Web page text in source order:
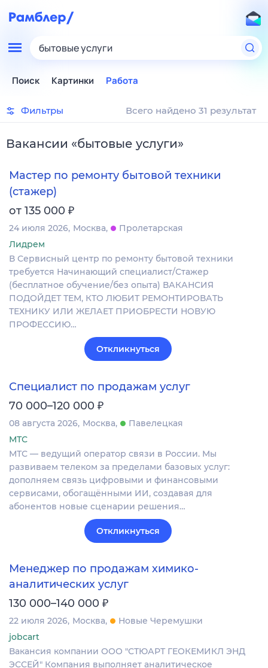
бытовые услуги
Поиск Картинки Работа
Фильтры Всего найдено 31 результат
Вакансии «бытовые услуги»
Мастер по ремонту бытовой техники
(стажер)
от 135 000 ₽
24 июля 2026 Москва
Пролетарская
Лидрем
В Сервисный центр по ремонту бытовой техники
требуется Начинающий специалист/Стажер
(бесплатное обучение/без опыта) ВАКАНСИЯ
ПОДОЙДЕТ ТЕМ, КТО ЛЮБИТ РЕМОНТИРОВАТЬ
ТЕХНИКУ ИЛИ ЖЕЛАЕТ ПРИОБРЕСТИ НОВУЮ
ПРОФЕССИЮ…
Откликнуться
Специалист по продажам услуг
70 000–120 000 ₽
08 августа 2026 Москва
Павелецкая
МТС
МТС — ведущий оператор связи в России. Мы
развиваем телеком за пределами базовых услуг:
дополняем связь цифровыми и финансовыми
сервисами, обогащёнными ИИ, создавая для
абонентов новые сценарии решения…
Откликнуться
Менеджер по продажам химико-
аналитических услуг
130 000–140 000 ₽
22 июля 2026 Москва
Новые Черемушки
jobcart
Вакансия компании ООО "СТЮАРТ ГЕОКЕМИКЛ ЭНД
ЭССЕЙ" Компания выполняет аналитическое